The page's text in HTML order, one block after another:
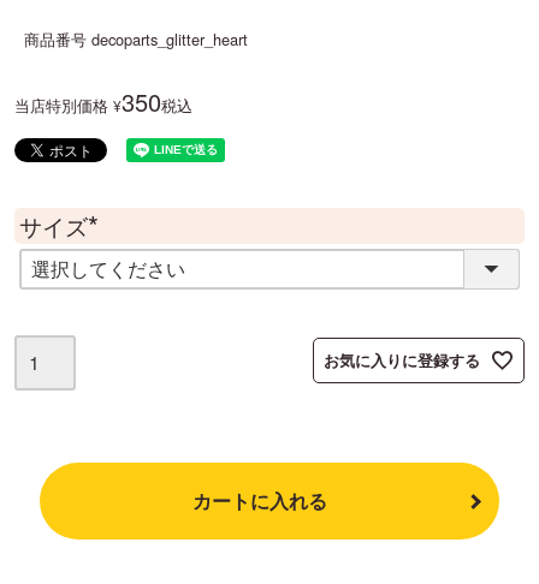
商品番号 decoparts_glitter_heart
当店特別価格 ¥350税込
サイズ
(
必
お気に入りに登録する
カートに入れる